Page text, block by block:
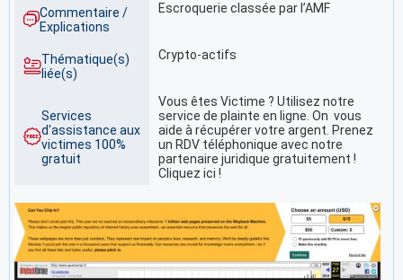
Commentaire /
Explications
Escroquerie classée par l’AMF
Thématique(s)
liée(s)
Crypto-actifs
Services
d'assistance aux
victimes 100%
gratuit
Vous êtes Victime ? Utilisez notre
service de plainte en ligne. On vous
aide à récupérer votre argent. Prenez
un RDV téléphonique avec notre
partenaire juridique gratuitement !
Cliquez ici !